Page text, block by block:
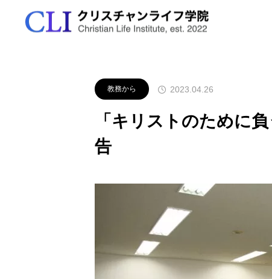
春学期2026
秋学期前期2026
学ぶ5つの分野
単位取得、卒業要件
出願資格と方法
出願から入学まで
資格の取得
アクセス
公開授業
島田哲也先生・吉川直美先生
イ
お知らせ 教務から 「キリス
教務から 2023.04.26
「キリストのために
告